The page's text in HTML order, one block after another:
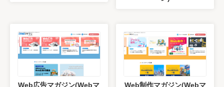
Web広告マガジン(Webマ Web制作マガジン(Webマ